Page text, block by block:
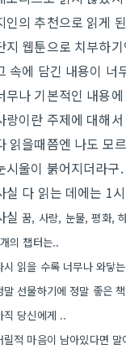
인의 추천으로 읽게
지 웹툰으로 치부하
속에 담긴 내용이 너
무나 기본적인 내용
랑이란 주제에 대해
읽을때쯤엔 나도 모
시울이 붉어지더라구.
실 다 읽는 데에는 1
실꿈, 사랑, 눈물, 평화,
의 챕터는..
시 읽을 수록 너무나 와닿
말 선물하기에 정말 좋은
직 당신에게 ..
릴적 마음이 남아있다면 말